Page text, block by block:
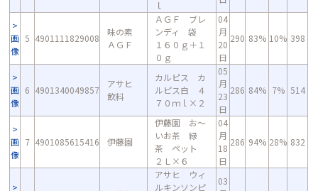
ｌ
画
像
5 4901111829008
味の素
ＡＧＦ
ＡＧＦ ブレ
ンディ 袋
１６０ｇ＋１
０ｇ
04
月
20
日
290 83% 10% 398
画
像
6 4901340049857
アサヒ
飲料
カルピス カ
ルピス白 ４
７０ｍｌ×２
05
月
23
日
286 84% 7% 514
画
像
7 4901085615416 伊藤園
伊藤園 お～
いお茶 緑
茶 ペット
２Ｌ×６
04
月
18
日
286 94% 28% 832
アサヒ ウィ
ルキンソンピ
03